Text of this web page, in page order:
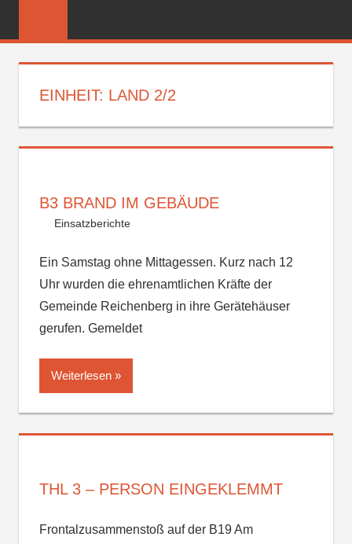
FEUERWEHR
EINHEIT: LAND 2/2
B3 BRAND IM GEBÄUDE
Einsatzberichte
Ein Samstag ohne Mittagessen. Kurz nach 12
Uhr wurden die ehrenamtlichen Kräfte der
Gemeinde Reichenberg in ihre Gerätehäuser
gerufen. Gemeldet
Weiterlesen
THL 3 – PERSON EINGEKLEMMT
Frontalzusammenstoß auf der B19 Am